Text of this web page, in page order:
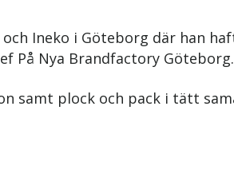
Ineko i Göteborg där han
På Nya Brandfactory Göteborg.
samt plock och pack i tätt